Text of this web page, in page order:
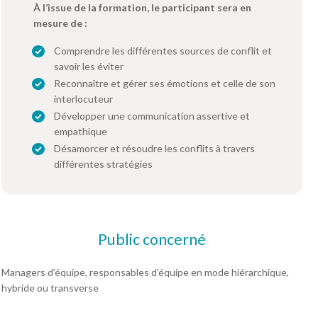
À l’issue de la formation, le participant sera en
mesure de :
Comprendre les différentes sources de conflit et
savoir les éviter
Reconnaître et gérer ses émotions et celle de son
interlocuteur
Développer une communication assertive et
empathique
Désamorcer et résoudre les conflits à travers
différentes stratégies
Public concerné
Managers d’équipe, responsables d’équipe en mode hiérarchique,
hybride ou transverse